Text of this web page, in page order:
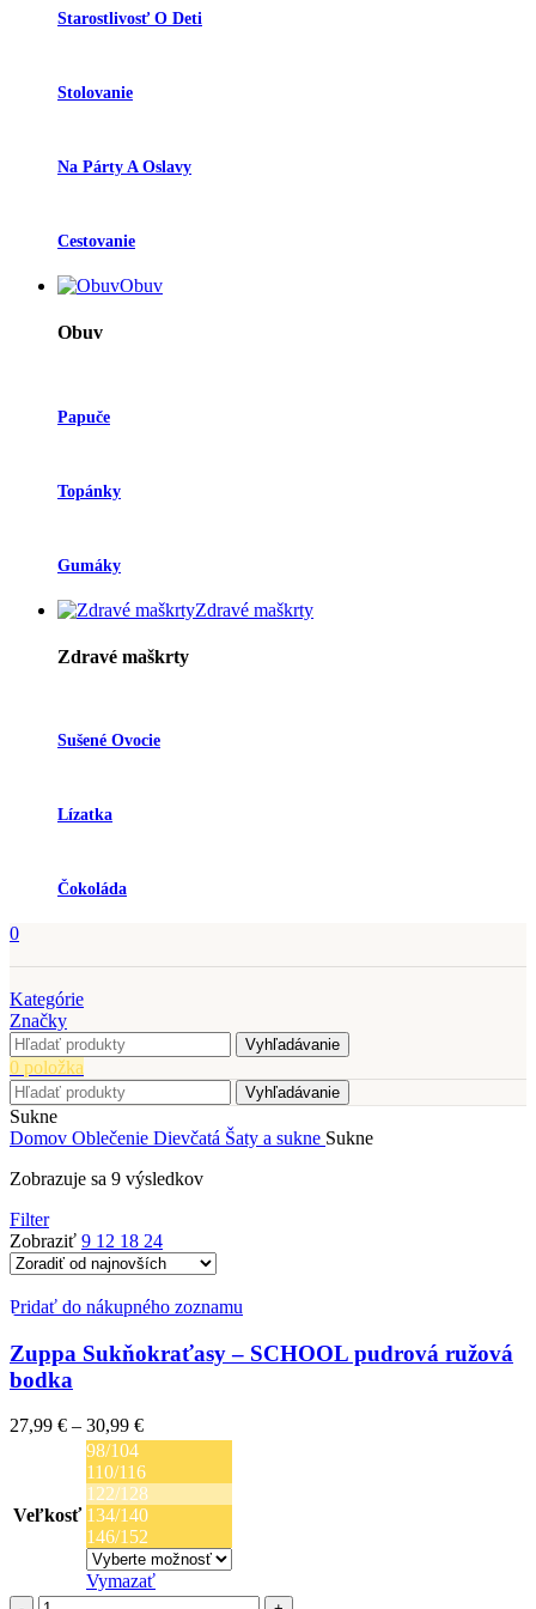
Starostlivosť O Deti
Stolovanie
Na Párty A Oslavy
Cestovanie
Obuv
Obuv
Papuče
Topánky
Gumáky
Zdravé maškrty
Zdravé maškrty
Sušené Ovocie
Lízatka
Čokoláda
0
Kategórie
Značky
Vyhľadávanie
0 položka
Vyhľadávanie
Sukne
Domov Oblečenie Dievčatá Šaty a sukne Sukne
Zobrazuje sa 9 výsledkovZoradené
Filter
Zobraziť 9 12 18 24
Pridať do nákupného zoznamu
Zuppa Sukňokraťasy – SCHOOL pudrová ružová
bodka
27,99 € – 30,99 €Price
range:
27,99 €
through
30,99 €
Veľkosť
98/104
110/116
122/128
134/140
146/152
Vymazať